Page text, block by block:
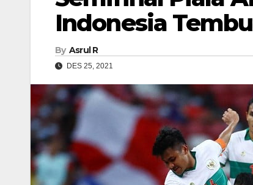
Indonesia
By Asrul R
DES 25, 2021